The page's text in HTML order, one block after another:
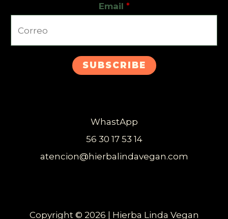
Email *
SUBSCRIBE
WhastApp
56 30 17 53 14
atencion@hierbalindavegan.com
Copyright © 2026 | Hierba Linda Vegan